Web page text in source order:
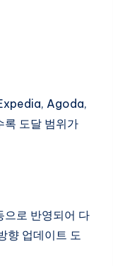
Agoda,
록 도달 범위가
으로 반영되어 다
향 업데이트 도